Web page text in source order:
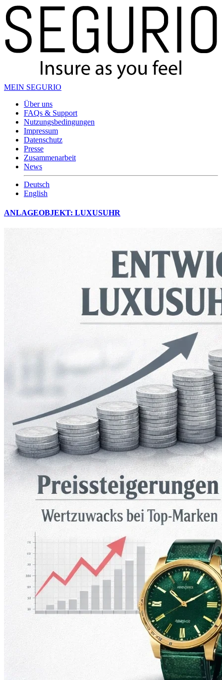
MEIN SEGURIO
Über uns
FAQs & Support
Nutzungsbedingungen
Impressum
Datenschutz
Presse
Zusammenarbeit
News
Deutsch
English
ANLAGEOBJEKT: LUXUSUHR